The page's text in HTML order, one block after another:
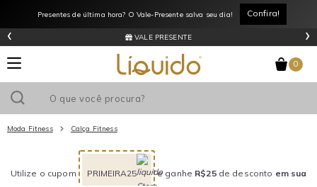
Presentes de última hora? O Vale-Presente salva seu dia! Confira!
VALE PRESENTE
‹ ›
0
Moda Fitness Calça Fitness
Utilize o cupom PRIMEIRA25 e ganhe R$25de desconto em sua